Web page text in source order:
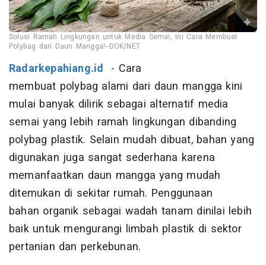
Solusi Ramah Lingkungan untuk Media Semai, Ini Cara Membuat
Polybag dari Daun Mangga!--DOK/NET
Radarkepahiang.id - Cara
membuat polybag alami dari daun mangga kini
mulai banyak dilirik sebagai alternatif media
semai yang lebih ramah lingkungan dibanding
polybag plastik. Selain mudah dibuat, bahan yang
digunakan juga sangat sederhana karena
memanfaatkan daun mangga yang mudah
ditemukan di sekitar rumah. Penggunaan
bahan organik sebagai wadah tanam dinilai lebih
baik untuk mengurangi limbah plastik di sektor
pertanian dan perkebunan.